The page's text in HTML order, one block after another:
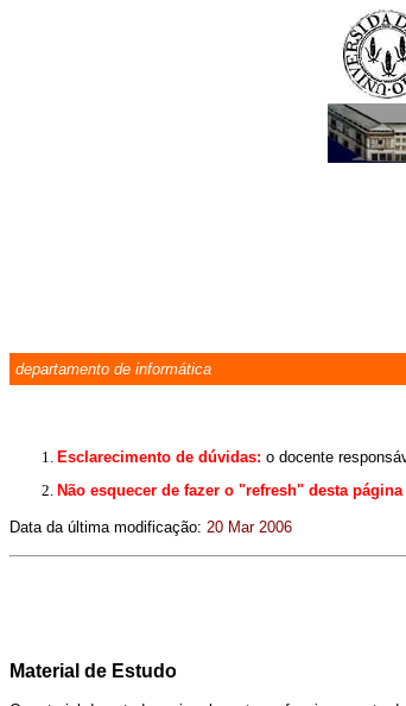
departamento de informática
Esclarecimento de dúvidas: o docente
Não esquecer de fazer o "refresh" desta
Data da última modificação: 20 Mar 2006
Material de Estudo